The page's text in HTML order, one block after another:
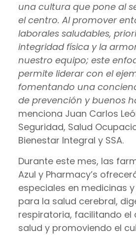
una cultura que pone al
el centro. Al promover
laborales saludables,
integridad física y la
nuestro equipo; este
permite liderar con el
fomentando una
de prevención y buenos
menciona Juan Carlos
Seguridad, Salud
Bienestar Integral y SSA.
Durante este mes, las
Azul y Pharmacy’s
especiales en medicinas
para la salud cerebral,
respiratoria, facilitando el
salud y promoviendo el